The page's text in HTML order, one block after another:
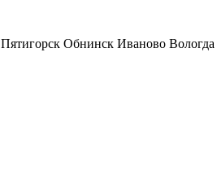
Пятигорск Обнинск Иваново Вологда